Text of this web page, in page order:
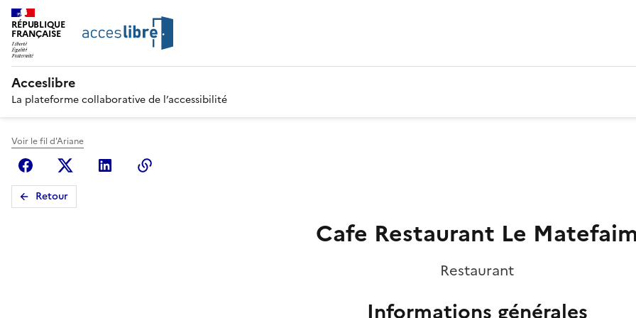
RÉPUBLIQUE
FRANÇAISE
Acceslibre
La plateforme collaborative de l’accessibilité
Voir le fil d'Ariane
FacebookX (anciennement Twitter)
Linkedin
Retour
Cafe Restaurant Le
Restaurant
Informations générales